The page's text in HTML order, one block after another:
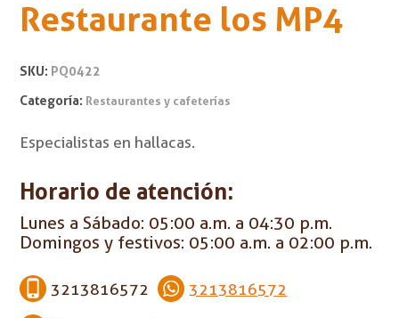
Restaurante los MP4
SKU: PQ0422
Categoría: Restaurantes y cafeterías
Especialistas en hallacas.
Horario de atención:
Lunes a Sábado: 05:00 a.m. a 04:30 p.m.
Domingos y festivos: 05:00 a.m. a 02:00 p.m.
3213816572 3213816572